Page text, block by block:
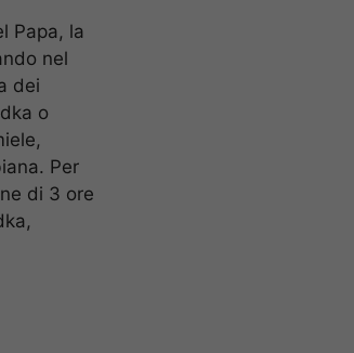
Papa, la
nel
dei
o
Per
di 3 ore